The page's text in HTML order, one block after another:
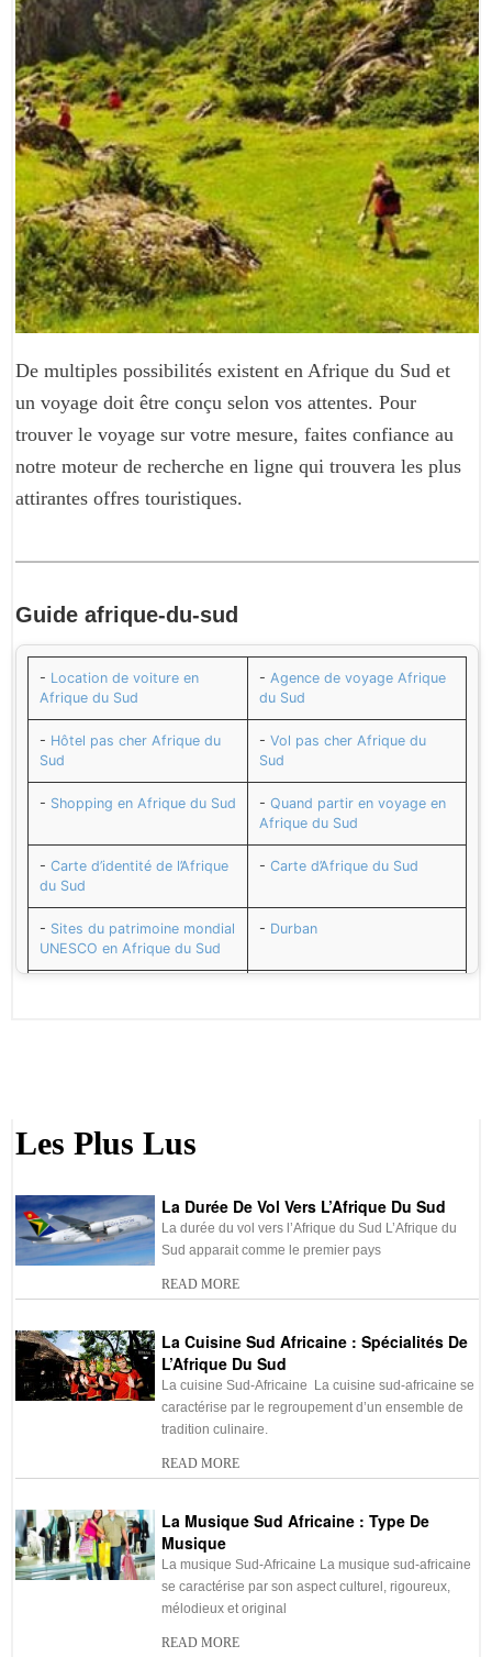
De multiples possibilités existent en Afrique du Sud et
un voyage doit être conçu selon vos attentes. Pour
trouver le voyage sur votre mesure, faites confiance au
notre moteur de recherche en ligne qui trouvera les plus
attirantes offres touristiques.
Guide afrique-du-sud
- Location de voiture en
Afrique du Sud
- Agence de voyage Afrique
du Sud
- Hôtel pas cher Afrique du
Sud
- Vol pas cher Afrique du
Sud
- Shopping en Afrique du Sud - Quand partir en voyage en
Afrique du Sud
- Carte d’identité de l’Afrique
du Sud
- Carte d’Afrique du Sud
- Sites du patrimoine mondial
UNESCO en Afrique du Sud
- Durban
Africaine
Sud : Les sites Touristiques
du Sud
-Les distances entres villes
en Afrique du Sud
L’Afrique du Sud et le Visa :
Formalités à accomplir
-Eau potable et eau minérale -La durée de vol vers
- Électricité et prises en
Afrique du Sud
-Le budget de voyage en
Afrique du Sud : Le Montant
à prévoir
-Sécurité en Afrique du Sud -
Décalage horaire avec
l’Afrique du Sud
-Santé en Afrique du Sud :
Les mesures à prendre
L’Afrique du Sud & sa
Culture
Se déplacer en Afrique du
Les Plus Lus
La Durée De Vol Vers L’Afrique Du Sud
La durée du vol vers l’Afrique du Sud L’Afrique du
Sud apparait comme le premier pays
READ MORE
La Cuisine Sud Africaine : Spécialités De
L’Afrique Du Sud
La cuisine Sud-Africaine La cuisine sud-africaine se
caractérise par le regroupement d’un ensemble de
tradition culinaire.
READ MORE
La Musique Sud Africaine : Type De
Musique
La musique Sud-Africaine La musique sud-africaine
se caractérise par son aspect culturel, rigoureux,
mélodieux et original
READ MORE